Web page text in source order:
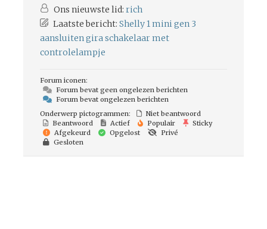
Ons nieuwste lid: rich
Laatste bericht: Shelly 1 mini gen 3
aansluiten gira schakelaar met
controlelampje
Forum iconen:
Forum bevat geen ongelezen berichten
Forum bevat ongelezen berichten
Onderwerp pictogrammen:
Niet beantwoord
Beantwoord
Actief Populair
Sticky
Afgekeurd
Opgelost
Privé
Gesloten